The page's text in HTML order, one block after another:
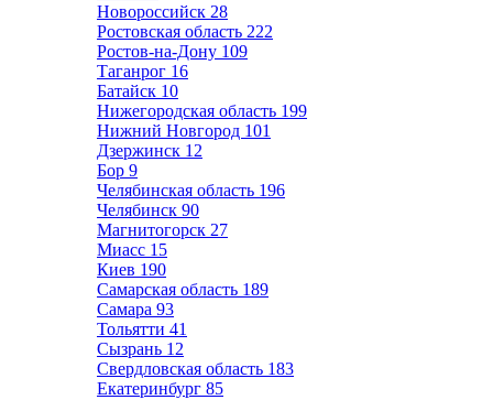
Новороссийск 28
Ростовская область 222
Ростов-на-Дону 109
Таганрог 16
Батайск 10
Нижегородская область 199
Нижний Новгород 101
Дзержинск 12
Бор 9
Челябинская область 196
Челябинск 90
Магнитогорск 27
Миасс 15
Киев 190
Самарская область 189
Самара 93
Тольятти 41
Сызрань 12
Свердловская область 183
Екатеринбург 85